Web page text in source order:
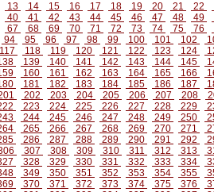
13 14 15 16 17 18 19 20 21 22
40 41 42 43 44 45 46 47 48 49
67 68 69 70 71 72 73 74 75 76
94 95 96 97 98 99 100 101 102
117 118 119 120 121 122 123 124
139 140 141 142 143 144 145
160 161 162 163 164 165 166
181 182 183 184 185 186 187
202 203 204 205 206 207 208
223 224 225 226 227 228 229
244 245 246 247 248 249 250
265 266 267 268 269 270 271
286 287 288 289 290 291 292
307 308 309 310 311 312 313
328 329 330 331 332 333 334
349 350 351 352 353 354 355
370 371 372 373 374 375 376